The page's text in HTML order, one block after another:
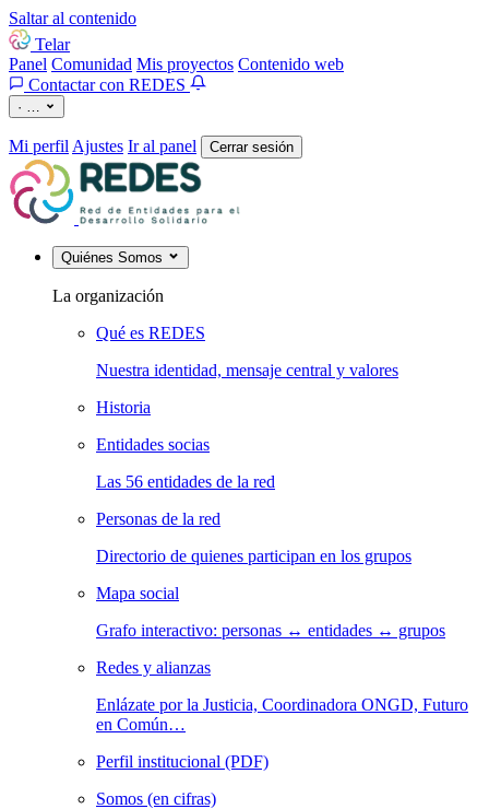
Saltar al contenido
Telar
Panel Comunidad Mis proyectos Contenido web
Contactar con REDES
· …
Mi perfil Ajustes Ir al panel Cerrar sesión
Quiénes Somos
La organización
Qué es REDES
Nuestra identidad, mensaje central y valores
Historia
Entidades socias
Las 56 entidades de la red
Personas de la red
Directorio de quienes participan en los grupos
Mapa social
Grafo interactivo: personas ↔ entidades ↔ grupos
Redes y alianzas
Enlázate por la Justicia, Coordinadora ONGD, Futuro
en Común…
Perfil institucional (PDF)
Somos (en cifras)